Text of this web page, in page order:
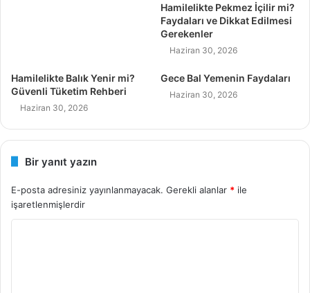
Hamilelikte Pekmez İçilir mi?
Faydaları ve Dikkat Edilmesi
Gerekenler
Haziran 30, 2026
Hamilelikte Balık Yenir mi?
Güvenli Tüketim Rehberi
Haziran 30, 2026
Gece Bal Yemenin Faydaları
Haziran 30, 2026
Bir yanıt yazın
E-posta adresiniz yayınlanmayacak. Gerekli alanlar * ile
işaretlenmişlerdir